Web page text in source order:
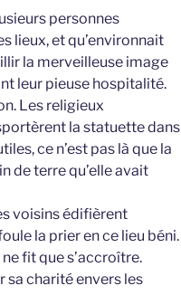
personnes
lieux, et qu’environnait
la merveilleuse image
leur pieuse hospitalité.
Les religieux
la statuette dans
ce n’est pas là que la
de terre qu’elle avait
voisins édifièrent
la prier en ce lieu béni.
fit que s’accroître.
sa charité envers les